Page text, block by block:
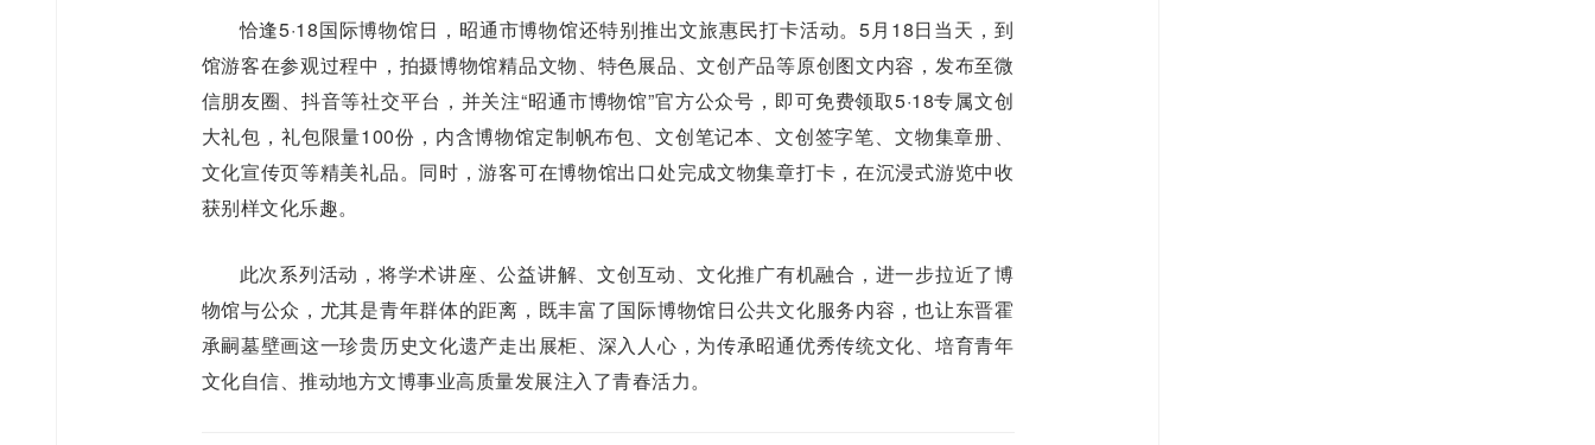
恰逢5·18国际博物馆日，昭通市博物馆还特别推出文旅惠民打卡活动。5月18日当天，到
馆游客在参观过程中，拍摄博物馆精品文物、特色展品、文创产品等原创图文内容，发布至微
信朋友圈、抖音等社交平台，并关注“昭通市博物馆”官方公众号，即可免费领取5·18专属文创
大礼包，礼包限量100份，内含博物馆定制帆布包、文创笔记本、文创签字笔、文物集章册、
文化宣传页等精美礼品。同时，游客可在博物馆出口处完成文物集章打卡，在沉浸式游览中收
获别样文化乐趣。
此次系列活动，将学术讲座、公益讲解、文创互动、文化推广有机融合，进一步拉近了博
物馆与公众，尤其是青年群体的距离，既丰富了国际博物馆日公共文化服务内容，也让东晋霍
承嗣墓壁画这一珍贵历史文化遗产走出展柜、深入人心，为传承昭通优秀传统文化、培育青年
文化自信、推动地方文博事业高质量发展注入了青春活力。